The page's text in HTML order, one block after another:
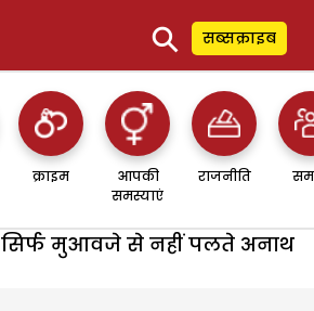
⚲ सब्सक्राइब
क्राइम
आपकी
समस्याएं
राजनीति
सिर्फ मुआवजे से नहीं पलते अनाथ